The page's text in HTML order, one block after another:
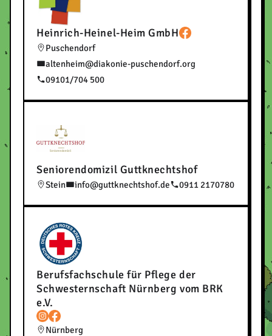
Heinrich-Heinel-Heim GmbH
Puschendorf
altenheim@diakonie-puschendorf.org
09101/704 500
Seniorendomizil Guttknechtshof
Stein info@guttknechtshof.de 0911 2170780
Berufsfachschule für Pflege der
Schwesternschaft Nürnberg vom BRK
e.V.
Nürnberg